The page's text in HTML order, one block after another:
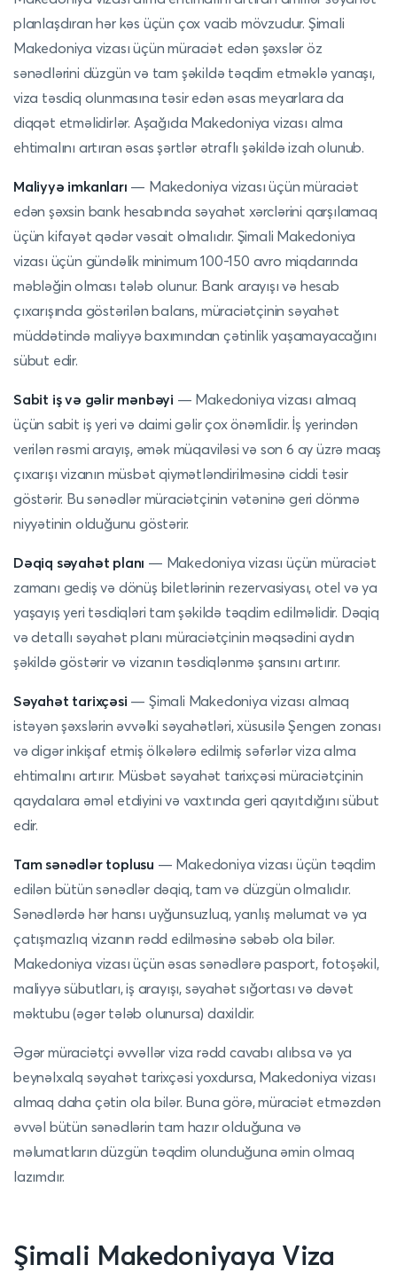
planlaşdıran hər kəs üçün çox vacib mövzudur. Şimali
Makedoniya vizası üçün müraciət edən şəxslər öz
sənədlərini düzgün və tam şəkildə təqdim etməklə yanaşı,
viza təsdiq olunmasına təsir edən əsas meyarlara da
diqqət etməlidirlər. Aşağıda Makedoniya vizası alma
ehtimalını artıran əsas şərtlər ətraflı şəkildə izah olunub.
Maliyyə imkanları — Makedoniya vizası üçün müraciət
edən şəxsin bank hesabında səyahət xərclərini qarşılamaq
üçün kifayət qədər vəsait olmalıdır. Şimali Makedoniya
vizası üçün gündəlik minimum 100-150 avro miqdarında
məbləğin olması tələb olunur. Bank arayışı və hesab
çıxarışında göstərilən balans, müraciətçinin səyahət
müddətində maliyyə baxımından çətinlik yaşamayacağını
sübut edir.
Sabit iş və gəlir mənbəyi — Makedoniya vizası almaq
üçün sabit iş yeri və daimi gəlir çox önəmlidir. İş yerindən
verilən rəsmi arayış, əmək müqaviləsi və son 6 ay üzrə maaş
çıxarışı vizanın müsbət qiymətləndirilməsinə ciddi təsir
göstərir. Bu sənədlər müraciətçinin vətəninə geri dönmə
niyyətinin olduğunu göstərir.
Dəqiq səyahət planı — Makedoniya vizası üçün müraciət
zamanı gediş və dönüş biletlərinin rezervasiyası, otel və ya
yaşayış yeri təsdiqləri tam şəkildə təqdim edilməlidir. Dəqiq
və detallı səyahət planı müraciətçinin məqsədini aydın
şəkildə göstərir və vizanın təsdiqlənmə şansını artırır.
Səyahət tarixçəsi — Şimali Makedoniya vizası almaq
istəyən şəxslərin əvvəlki səyahətləri, xüsusilə Şengen zonası
və digər inkişaf etmiş ölkələrə edilmiş səfərlər viza alma
ehtimalını artırır. Müsbət səyahət tarixçəsi müraciətçinin
qaydalara əməl etdiyini və vaxtında geri qayıtdığını sübut
edir.
Tam sənədlər toplusu — Makedoniya vizası üçün təqdim
edilən bütün sənədlər dəqiq, tam və düzgün olmalıdır.
Sənədlərdə hər hansı uyğunsuzluq, yanlış məlumat və ya
çatışmazlıq vizanın rədd edilməsinə səbəb ola bilər.
Makedoniya vizası üçün əsas sənədlərə pasport, fotoşəkil,
maliyyə sübutları, iş arayışı, səyahət sığortası və dəvət
məktubu (əgər tələb olunursa) daxildir.
Əgər müraciətçi əvvəllər viza rədd cavabı alıbsa və ya
beynəlxalq səyahət tarixçəsi yoxdursa, Makedoniya vizası
almaq daha çətin ola bilər. Buna görə, müraciət etməzdən
əvvəl bütün sənədlərin tam hazır olduğuna və
məlumatların düzgün təqdim olunduğuna əmin olmaq
lazımdır.
Şimali Makedoniyaya Viza